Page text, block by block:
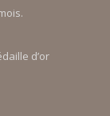
d’or